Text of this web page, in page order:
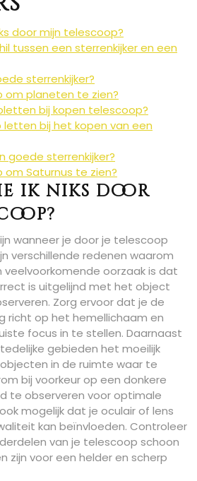
door mijn telescoop?
tussen een sterrenkijker en een
sterrenkijker?
om planeten te zien?
bij kopen telescoop?
letten bij het kopen van een
goede sterrenkijker?
Saturnus te zien?
ik niks door
wanneer je door je telescoop
verschillende redenen waarom
veelvoorkomende oorzaak is dat
is uitgelijnd met het object
Zorg ervoor dat je de
richt op het hemellichaam en
focus in te stellen. Daarnaast
gebieden het moeilijk
in de ruimte waar te
bij voorkeur op een donkere
te observeren voor optimale
mogelijk dat je oculair of lens
kan beïnvloeden. Controleer
van je telescoop schoon
zijn voor een helder en scherp